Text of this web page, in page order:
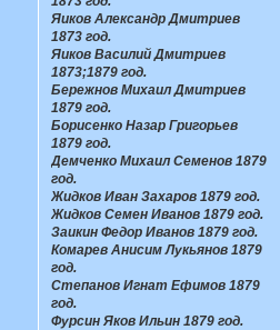
Яиков Александр Дмитриев
1873 год.
Яиков Василий Дмитриев
1873;1879 год.
Бережнов Михаил Дмитриев
1879 год.
Борисенко Назар Григорьев
1879 год.
Демченко Михаил Семенов 1879
год.
Жидков Иван Захаров 1879 год.
Жидков Семен Иванов 1879 год.
Заикин Федор Иванов 1879 год.
Комарев Анисим Лукьянов 1879
год.
Степанов Игнат Ефимов 1879
год.
Фурсин Яков Ильин 1879 год.